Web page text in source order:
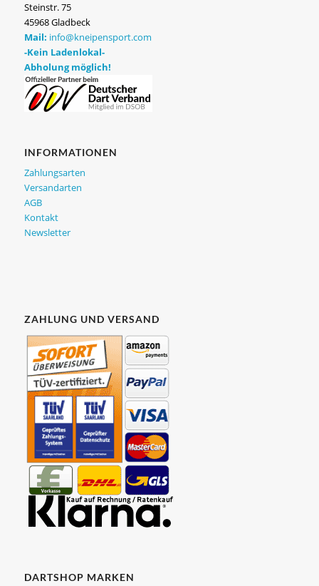
Steinstr. 75
45968 Gladbeck
Mail: info@kneipensport.com
-Kein Ladenlokal-
Abholung möglich!
INFORMATIONEN
Zahlungsarten
Versandarten
AGB
Kontakt
Newsletter
ZAHLUNG UND VERSAND
DARTSHOP MARKEN